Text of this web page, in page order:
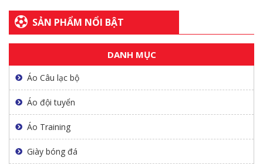
XEM THÊM
SẢN PHẨM NỔI BẬT
DANH MỤC
Áo Câu lạc bộ
Áo đội tuyển
Áo Training
Giày bóng đá